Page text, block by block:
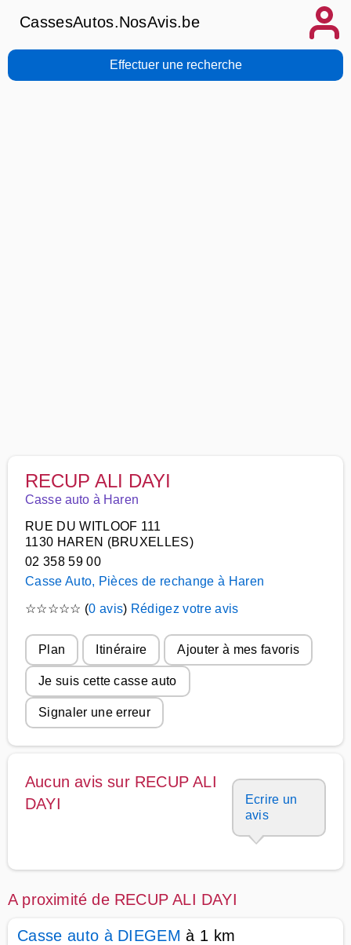
CassesAutos.NosAvis.be
Effectuer une recherche
RECUP ALI DAYI
Casse auto à Haren
RUE DU WITLOOF 111
1130 HAREN (BRUXELLES)
02 358 59 00
Casse Auto, Pièces de rechange à Haren
☆☆☆☆☆ (0 avis) Rédigez votre avis
Plan Itinéraire Ajouter à mes favoris
Je suis cette casse auto
Signaler une erreur
Aucun avis sur RECUP ALI
DAYI
Ecrire un
avis
A proximité de RECUP ALI DAYI
Casse auto à DIEGEM à 1 km